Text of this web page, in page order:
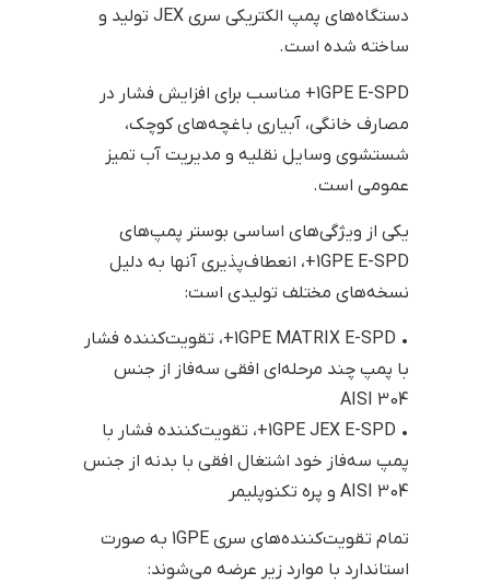
دستگاه‌های پمپ الکتریکی سری JEX تولید و
ساخته شده است.
1GPE E-SPD+ مناسب برای افزایش فشار در
مصارف خانگی، آبیاری باغچه‌های کوچک،
شستشوی وسایل نقلیه و مدیریت آب تمیز
عمومی است.
یکی از ویژگی‌های اساسی بوستر پمپ‌های
1GPE E-SPD+، انعطاف‌پذیری آنها به دلیل
نسخه‌های مختلف تولیدی است:
• 1GPE MATRIX E-SPD+، تقویت‌کننده فشار
با پمپ چند مرحله‌ای افقی سه‌فاز از جنس
AISI 304
• 1GPE JEX E-SPD+، تقویت‌کننده فشار با
پمپ سه‌فاز خود اشتغال افقی با بدنه از جنس
AISI 304 و پره تکنوپلیمر
تمام تقویت‌کننده‌های سری 1GPE به صورت
استاندارد با موارد زیر عرضه می‌شوند: